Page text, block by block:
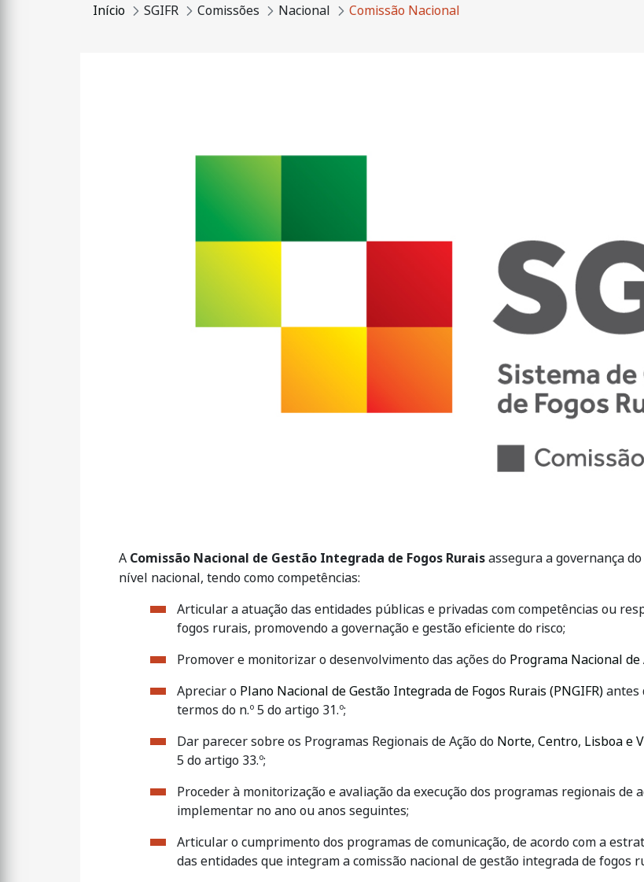
Início SGIFR Comissões Nacional Comissão Nacional
​​​​​A Comissão Nacional de Gestão Integrada de Fogos Ruraisassegura a governança do
nível nacional, tendo como competências:
Articular a atuação das entidades públicas e privadas com competências ou
fogos rurais, promovendo a governação e gestão eficiente do risco;
Promover e monitorizar o desenvolvimento das ações do Programa Nacional de
Apreciar o Plano Nacional de Gestão Integrada de Fogos Rurais (PNGIFR)antes
termos do n.º 5 do artigo 31.º;
Dar parecer sobre os Programas Regionais de Ação do Norte, Centro, Lisboa e
5 do artigo 33.º;
Proceder à monitorização e avaliação da execução dos programas regionais
implementar no ano ou anos seguintes;
Articular o cumprimento dos programas de comunicação, de acordo com a
das entidades que integram a comissão nacional de gestão integrada de fogos